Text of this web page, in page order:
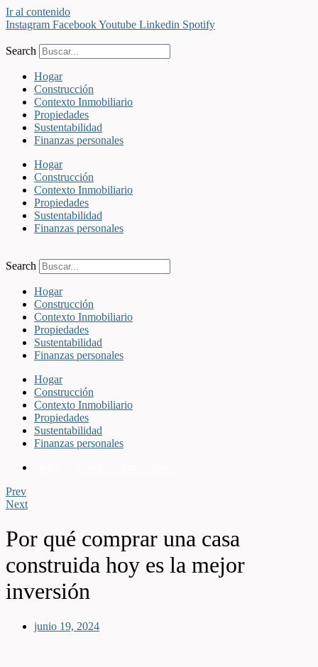
Ir al contenido
Instagram FacebookYoutube Linkedin Spotify
Search
Hogar
Construcción
Contexto Inmobiliario
Propiedades
Sustentabilidad
Finanzas personales
Hogar
Construcción
Contexto Inmobiliario
Propiedades
Sustentabilidad
Finanzas personales
Search
Hogar
Construcción
Contexto Inmobiliario
Propiedades
Sustentabilidad
Finanzas personales
Hogar
Construcción
Contexto Inmobiliario
Propiedades
Sustentabilidad
Finanzas personales
Prev
Next
Por qué comprar una casa
construida hoy es la mejor
inversión
junio 19, 2024